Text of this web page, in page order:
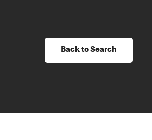
Back to Search